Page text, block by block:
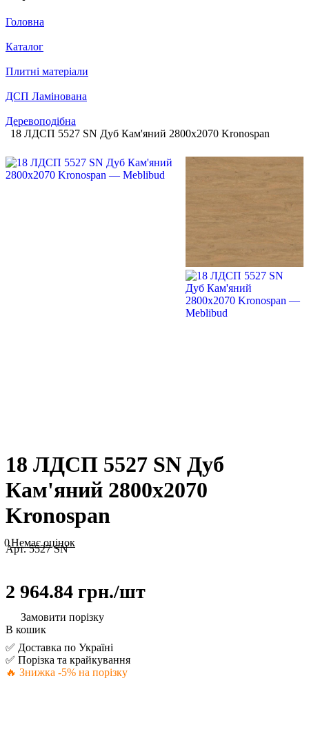
Головна
Каталог
Плитні матеріали
ДСП Ламінована
Деревоподібна
18 ЛДСП 5527 SN Дуб Кам'яний 2800х2070 Kronospan
18 ЛДСП 5527 SN Дуб
Кам'яний 2800х2070
Kronospan
0Немає оцінок
Арт.5527 SN
2 964.84 грн./шт
Замовити порізку
В кошик
✅ Доставка по Україні
✅ Порізка та крайкування
🔥 Знижка -5% на порізку